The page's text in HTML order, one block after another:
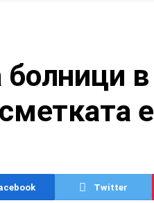
болници в
е
Twitter